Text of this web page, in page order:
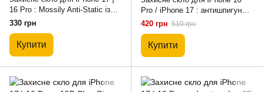
16 Pro : Mossily Anti-Static із
захистом динаміка
330 грн
Купити
Pro / iPhone 17 : антишпигун
NeMinute (Privacy)
420 грн 510 грн
Купити